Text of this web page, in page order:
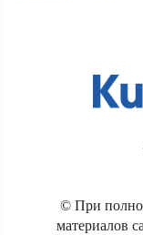
© При
материалов